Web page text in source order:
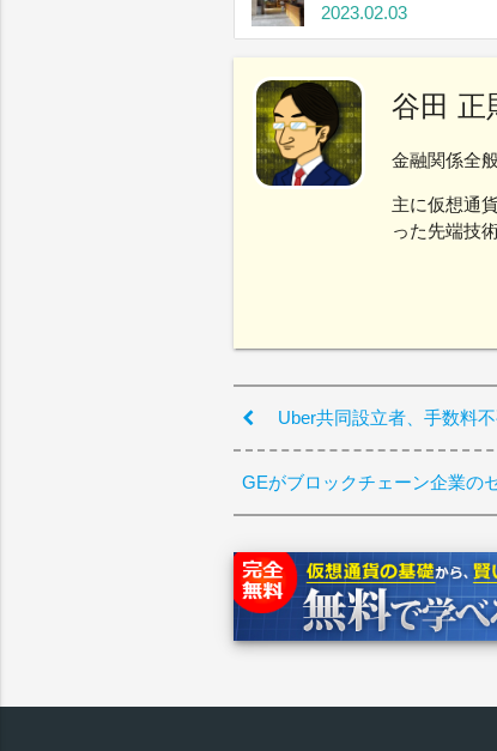
2023.02.03
谷田 正
金融関係全
主に仮想通
った先端技
Uber共同設立者、手数料
GEがブロックチェーン企業の